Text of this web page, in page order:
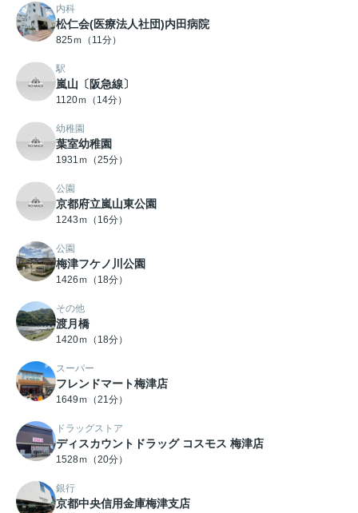
内科
松仁会(医療法人社団)内田病院
825ｍ（11分）
駅
嵐山〔阪急線〕
1120ｍ（14分）
幼稚園
葉室幼稚園
1931ｍ（25分）
公園
京都府立嵐山東公園
1243ｍ（16分）
公園
梅津フケノ川公園
1426ｍ（18分）
その他
渡月橋
1420ｍ（18分）
スーパー
フレンドマート梅津店
1649ｍ（21分）
ドラッグストア
ディスカウントドラッグ コスモス 梅津店
1528ｍ（20分）
銀行
京都中央信用金庫梅津支店